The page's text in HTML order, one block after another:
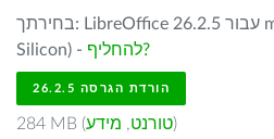
בחירתך: LibreOffice 26.2.5 עבור macOS (Aarch64/Apple
Silicon) -
להחליף?
הורדת הגרסה 26.2.5
284 MB ( טורנט, מידע )